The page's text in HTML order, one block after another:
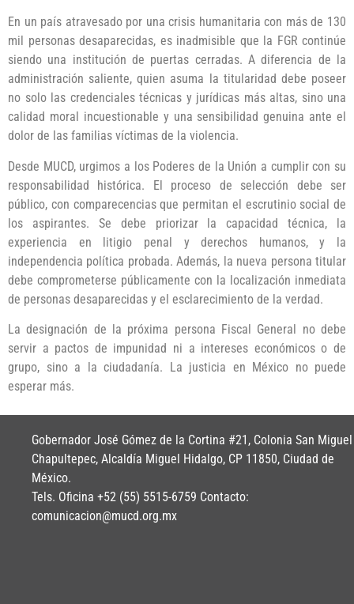
En un país atravesado por una crisis humanitaria con más de 130
mil personas desaparecidas, es inadmisible que la FGR continúe
siendo una institución de puertas cerradas. A diferencia de la
administración saliente, quien asuma la titularidad debe poseer
no solo las credenciales técnicas y jurídicas más altas, sino una
calidad moral incuestionable y una sensibilidad genuina ante el
dolor de las familias víctimas de la violencia.
Desde MUCD, urgimos a los Poderes de la Unión a cumplir con su
responsabilidad histórica. El proceso de selección debe ser
público, con comparecencias que permitan el escrutinio social de
los aspirantes. Se debe priorizar la capacidad técnica, la
experiencia en litigio penal y derechos humanos, y la
independencia política probada. Además, la nueva persona titular
debe comprometerse públicamente con la localización inmediata
de personas desaparecidas y el esclarecimiento de la verdad.
La designación de la próxima persona Fiscal General no debe
servir a pactos de impunidad ni a intereses económicos o de
grupo, sino a la ciudadanía. La justicia en México no puede
esperar más.
Gobernador José Gómez de la Cortina #21, Colonia San Miguel
Chapultepec, Alcaldía Miguel Hidalgo, CP 11850, Ciudad de
México.
Tels. Oficina +52 (55) 5515-6759 Contacto:
comunicacion@mucd.org.mx